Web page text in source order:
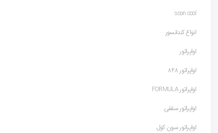
soon cool
انواع کندانسور
اواپراتور
اواپراتور 848
اواپراتور FORMULA
اواپراتور سقفی
اواپراتور سون کول